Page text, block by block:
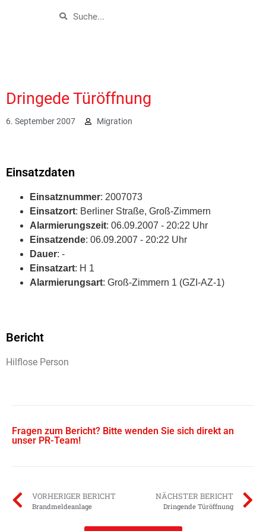
Dringede Türöffnung
6. September 2007 Migration
Einsatzdaten
Einsatznummer: 2007073
Einsatzort: Berliner Straße, Groß-Zimmern
Alarmierungszeit: 06.09.2007 - 20:22 Uhr
Einsatzende: 06.09.2007 - 20:22 Uhr
Dauer: -
Einsatzart: H 1
Alarmierungsart: Groß-Zimmern 1 (GZI-AZ-1)
Bericht
Hilflose Person
Fragen zum Bericht? Bitte wenden Sie sich direkt an
unser PR-Team!
VORHERIGER BERICHT
Brandmeldeanlage
NÄCHSTER BERICHT
Dringende Türöffnung